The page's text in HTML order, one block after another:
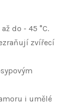
do - 45 °C.
zvířecí
i umělé